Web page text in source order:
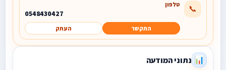
📞 טלפון
0548430427
התקשר העתק
📊 נתוני המודעה